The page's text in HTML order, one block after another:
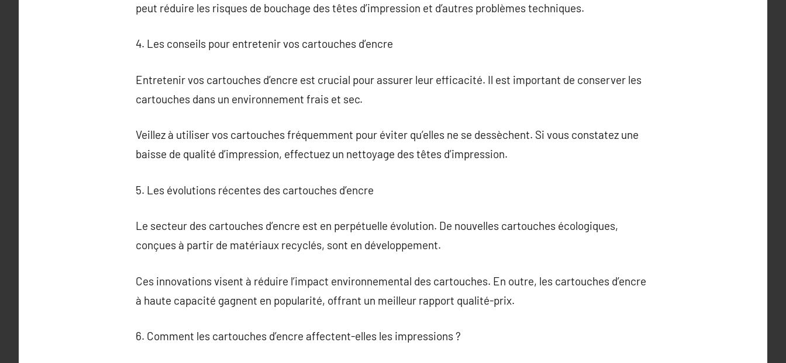
peut réduire les risques de bouchage des têtes d’impression et d’autres problèmes techniques.
4. Les conseils pour entretenir vos cartouches d’encre
Entretenir vos cartouches d’encre est crucial pour assurer leur efficacité. Il est important de conserver les
cartouches dans un environnement frais et sec.
Veillez à utiliser vos cartouches fréquemment pour éviter qu’elles ne se dessèchent. Si vous constatez une
baisse de qualité d’impression, effectuez un nettoyage des têtes d’impression.
5. Les évolutions récentes des cartouches d’encre
Le secteur des cartouches d’encre est en perpétuelle évolution. De nouvelles cartouches écologiques,
conçues à partir de matériaux recyclés, sont en développement.
Ces innovations visent à réduire l’impact environnemental des cartouches. En outre, les cartouches d’encre
à haute capacité gagnent en popularité, offrant un meilleur rapport qualité-prix.
6. Comment les cartouches d’encre affectent-elles les impressions ?